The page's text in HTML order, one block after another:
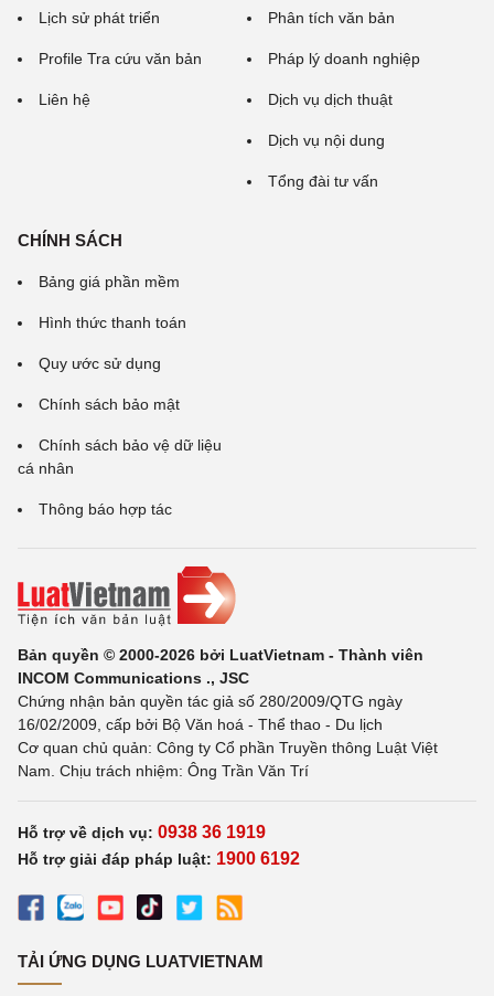
Lịch sử phát triển
Profile Tra cứu văn bản
Liên hệ
Phân tích văn bản
Pháp lý doanh nghiệp
Dịch vụ dịch thuật
Dịch vụ nội dung
Tổng đài tư vấn
CHÍNH SÁCH
Bảng giá phần mềm
Hình thức thanh toán
Quy ước sử dụng
Chính sách bảo mật
Chính sách bảo vệ dữ liệu
cá nhân
Thông báo hợp tác
Bản quyền © 2000-2026 bởi LuatVietnam - Thành viên
INCOM Communications ., JSC
Chứng nhận bản quyền tác giả số 280/2009/QTG ngày
16/02/2009, cấp bởi Bộ Văn hoá - Thể thao - Du lịch
Cơ quan chủ quản: Công ty Cổ phần Truyền thông Luật Việt
Nam. Chịu trách nhiệm: Ông Trần Văn Trí
Hỗ trợ về dịch vụ: 0938 36 1919
Hỗ trợ giải đáp pháp luật: 1900 6192
TẢI ỨNG DỤNG LUATVIETNAM